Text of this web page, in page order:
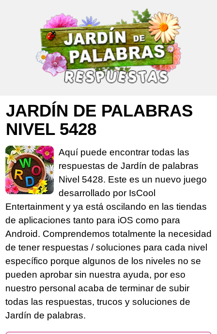
JARDÍN DE PALABRAS
NIVEL 5428
Aquí puede encontrar todas las
respuestas de Jardín de palabras
Nivel 5428. Este es un nuevo juego
desarrollado por IsCool
Entertainment y ya está oscilando en las tiendas
de aplicaciones tanto para iOS como para
Android. Comprendemos totalmente la necesidad
de tener respuestas / soluciones para cada nivel
específico porque algunos de los niveles no se
pueden aprobar sin nuestra ayuda, por eso
nuestro personal acaba de terminar de subir
todas las respuestas, trucos y soluciones de
Jardín de palabras.